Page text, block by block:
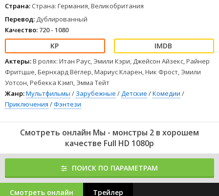
Страна: Страна: Германия, Великобритания
Перевод: Дублированный
Качество: 720 - 1080
Актеры:В ролях: Итан Раус, Эмили Кэри, Джейсон Айзекс, Райнер
Фритцше, Бернхард Вёглер, Мариус Кларен, Ник Фрост, Эмили
Уотсон, Ребекка Кэмп, Эмма Тейт
Жанр:Мультфильмы / Зарубежные /Детские /Комедии /
Приключения /Фэнтези
Смотреть онлайн Мы - монстры 2 в хорошем
качестве Full HD 1080p
ПОИСК ПО ПАРАМЕТРАМ
Смотреть онлайн Трейлер